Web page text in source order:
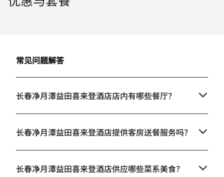
常见问题解答
长春净月潭益田喜来登酒店店内有哪些餐厅？
长春净月潭益田喜来登酒店提供客房送餐服务吗？
长春净月潭益田喜来登酒店供应哪些菜系美食？